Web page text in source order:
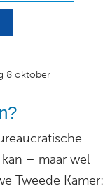
8 oktober
– maar wel
Tweede Kamer: